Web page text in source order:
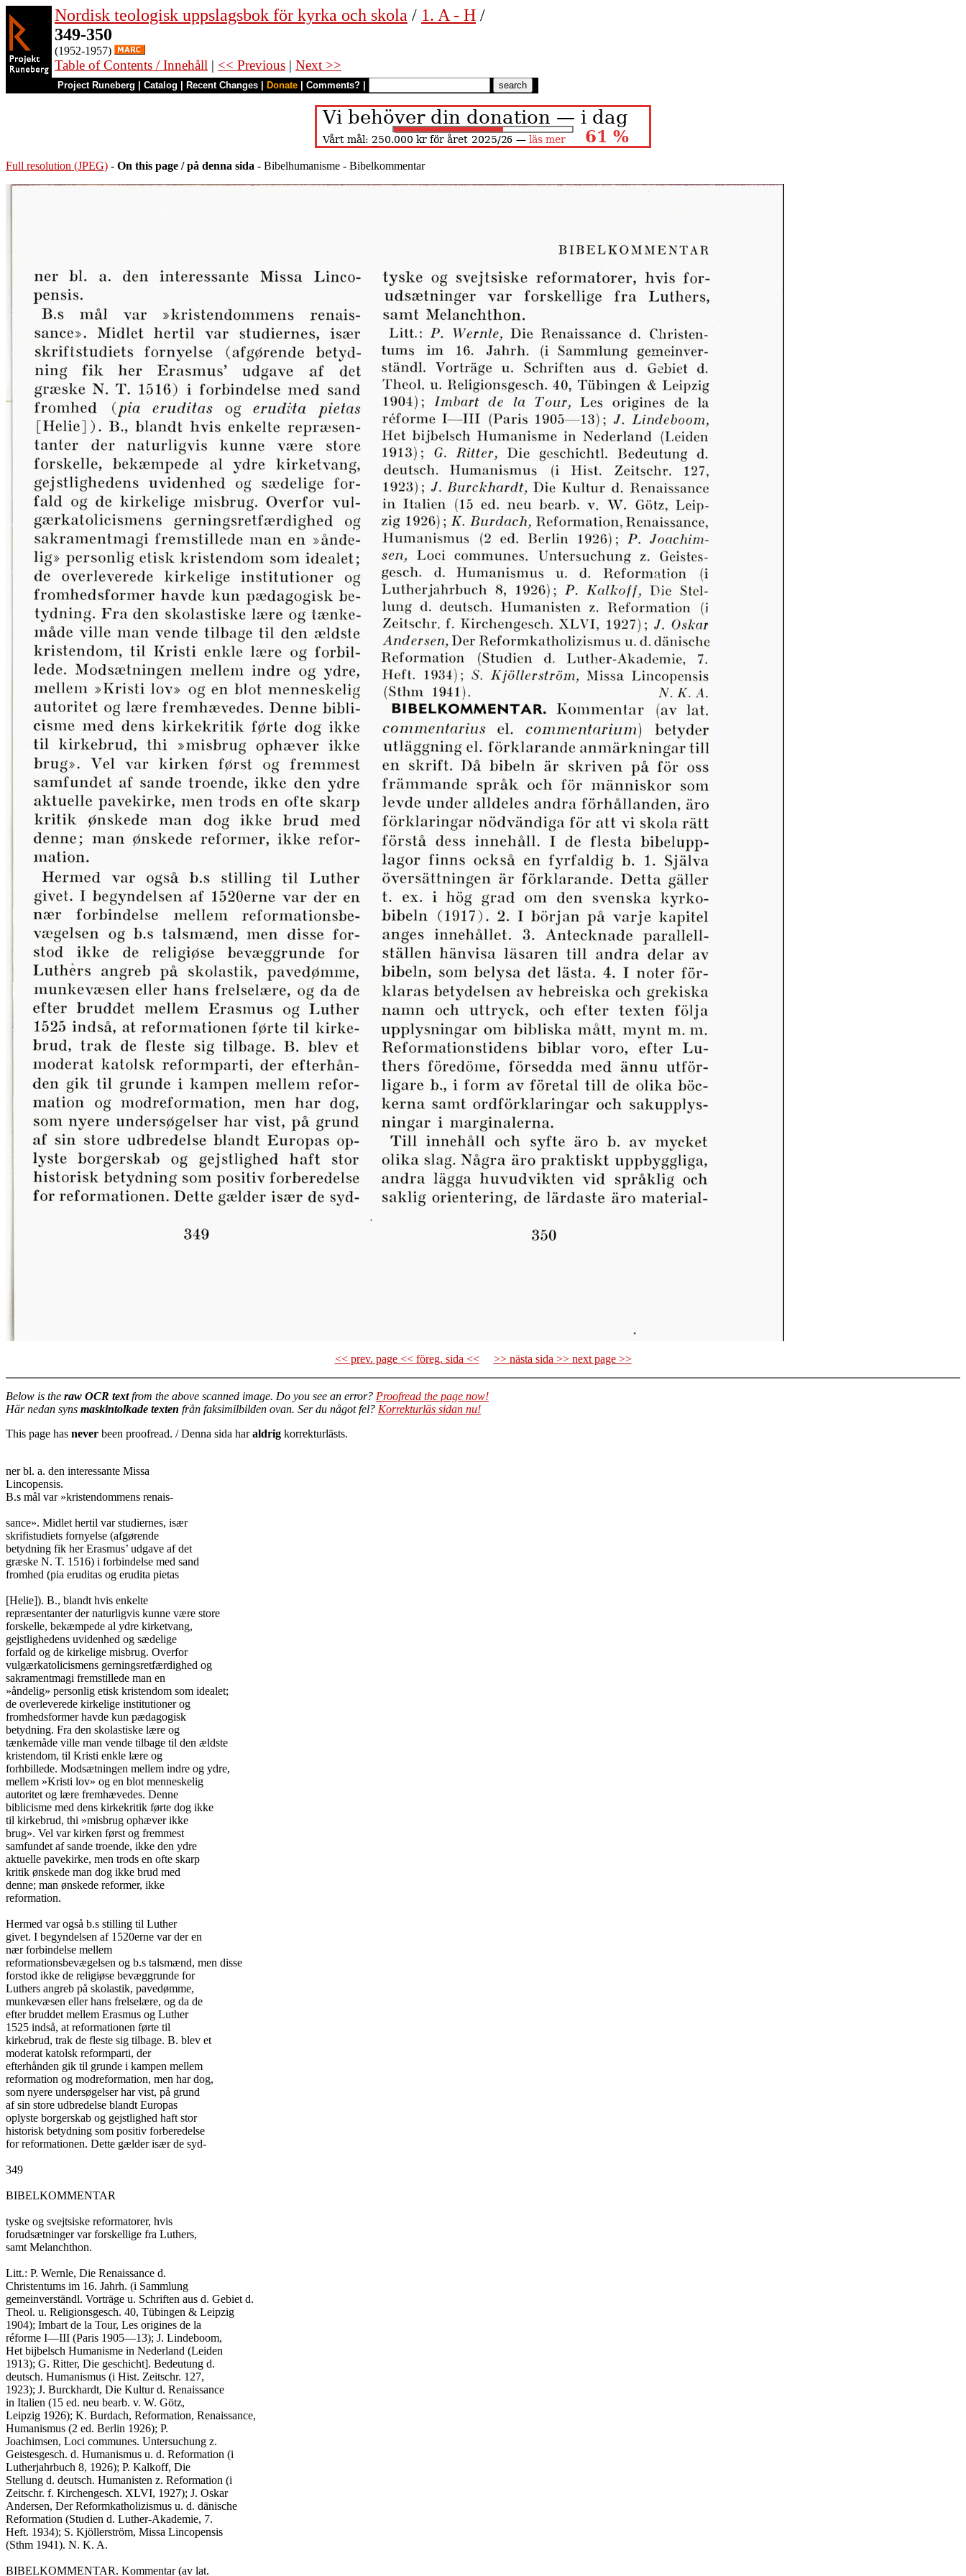
Nordisk teologisk uppslagsbok för kyrka och skola / 1. A - H /
349-350
(1952-1957)
Table of Contents / Innehåll | << Previous | Next >>
Project Runeberg Catalog Recent Changes Donate Comments?
Full resolution (JPEG) - On this page / på denna sida - Bibelhumanisme - Bibelkommentar
<< prev. page << föreg. sida << >> nästa sida >> next page >>
Below is the raw OCR textfrom the above scanned image. Do you see an error? Proofread the page now!
Här nedan syns maskintolkade texten från faksimilbilden ovan. Ser du något fel? Korrekturläs sidan nu!
This page has never been proofread. / Denna sida haraldrig korrekturlästs.
ner bl. a. den interessante Missa
Lincopensis.
B.s mål var »kristendommens renais-
sance». Midlet hertil var studiernes, især
skrifistudiets fornyelse (afgørende
betydning fik her Erasmus’ udgave af det
græske N. T. 1516) i forbindelse med sand
fromhed (pia eruditas og erudita pietas
[Helie]). B., blandt hvis enkelte
repræsentanter der naturligvis kunne være store
forskelle, bekæmpede al ydre kirketvang,
gejstlighedens uvidenhed og sædelige
forfald og de kirkelige misbrug. Overfor
vulgærkatolicismens gerningsretfærdighed og
sakramentmagi fremstillede man en
»åndelig» personlig etisk kristendom som idealet;
de overleverede kirkelige institutioner og
fromhedsformer havde kun pædagogisk
betydning. Fra den skolastiske lære og
tænkemåde ville man vende tilbage til den ældste
kristendom, til Kristi enkle lære og
forhbillede. Modsætningen mellem indre og ydre,
mellem »Kristi lov» og en blot menneskelig
autoritet og lære fremhævedes. Denne
biblicisme med dens kirkekritik førte dog ikke
til kirkebrud, thi »misbrug ophæver ikke
brug». Vel var kirken først og fremmest
samfundet af sande troende, ikke den ydre
aktuelle pavekirke, men trods en ofte skarp
kritik ønskede man dog ikke brud med
denne; man ønskede reformer, ikke
reformation.
Hermed var også b.s stilling til Luther
givet. I begyndelsen af 1520erne var der en
nær forbindelse mellem
reformationsbevægelsen og b.s talsmænd, men disse
forstod ikke de religiøse bevæggrunde for
Luthers angreb på skolastik, pavedømme,
munkevæsen eller hans frelselære, og da de
efter bruddet mellem Erasmus og Luther
1525 indså, at reformationen førte til
kirkebrud, trak de fleste sig tilbage. B. blev et
moderat katolsk reformparti, der
efterhånden gik til grunde i kampen mellem
reformation og modreformation, men har dog,
som nyere undersøgelser har vist, på grund
af sin store udbredelse blandt Europas
oplyste borgerskab og gejstlighed haft stor
historisk betydning som positiv forberedelse
for reformationen. Dette gælder især de syd-
349
BIBELKOMMENTAR
tyske og svejtsiske reformatorer, hvis
forudsætninger var forskellige fra Luthers,
samt Melanchthon.
Litt.: P. Wernle, Die Renaissance d.
Christentums im 16. Jahrh. (i Sammlung
gemeinverständl. Vorträge u. Schriften aus d. Gebiet d.
Theol. u. Religionsgesch. 40, Tübingen & Leipzig
1904); Imbart de la Tour, Les origines de la
réforme I—III (Paris 1905—13); J. Lindeboom,
Het bijbelsch Humanisme in Nederland (Leiden
1913); G. Ritter, Die geschicht]. Bedeutung d.
deutsch. Humanismus (i Hist. Zeitschr. 127,
1923); J. Burckhardt, Die Kultur d. Renaissance
in Italien (15 ed. neu bearb. v. W. Götz,
Leipzig 1926); K. Burdach, Reformation, Renaissance,
Humanismus (2 ed. Berlin 1926); P.
Joachimsen, Loci communes. Untersuchung z.
Geistesgesch. d. Humanismus u. d. Reformation (i
Lutherjahrbuch 8, 1926); P. Kalkoff, Die
Stellung d. deutsch. Humanisten z. Reformation (i
Zeitschr. f. Kirchengesch. XLVI, 1927); J. Oskar
Andersen, Der Reformkatholizismus u. d. dänische
Reformation (Studien d. Luther-Akademie, 7.
Heft. 1934); S. Kjöllerström, Missa Lincopensis
(Sthm 1941). N. K. A.
BIBELKOMMENTAR. Kommentar (av lat.